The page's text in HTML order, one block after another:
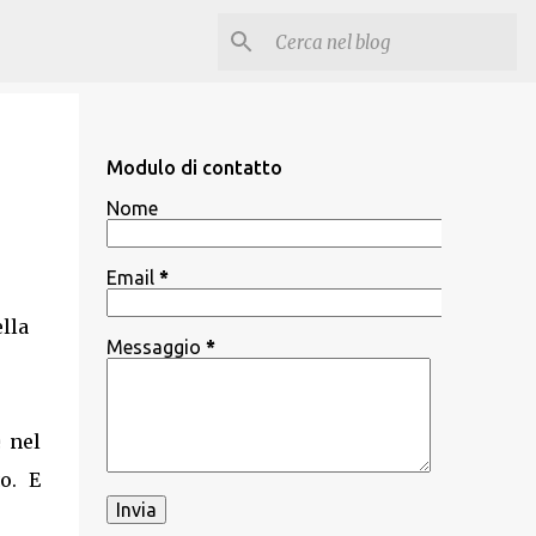
nel
E
Modulo di contatto
Nome
Email *
Messaggio *